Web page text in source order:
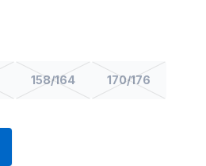
158/164 170/176